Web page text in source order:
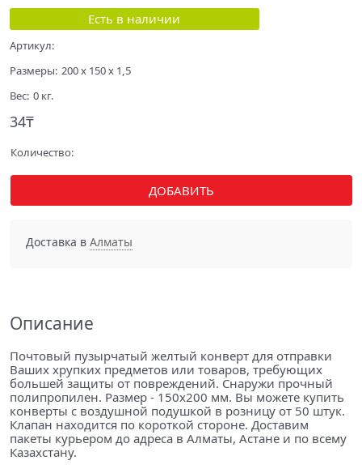
Есть в наличии
Артикул:
Размеры: 200 x 150 x 1,5
Вес: 0 кг.
34₸
Количество:
ДОБАВИТЬ
Доставка в Алматы
Описание
Почтовый пузырчатый желтый конверт для отправки
Ваших хрупких предметов или товаров, требующих
большей защиты от повреждений. Снаружи прочный
полипропилен. Размер - 150х200 мм. Вы можете купить
конверты с воздушной подушкой в розницу от 50 штук.
Клапан находится по короткой стороне. Доставим
пакеты курьером до адреса в Алматы, Астане и по всему
Казахстану.